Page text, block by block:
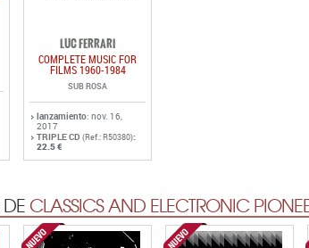
LUC FERRARI
COMPLETE MUSIC FOR
FILMS 1960-1984
SUB ROSA
lanzamiento: nov. 16,
2017
TRIPLE CD (Ref.: R50380):
22.5 €
CLASSICS AND ELECTRONIC